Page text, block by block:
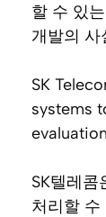
할 수 있
개발의 사
SK
systems
SK텔레
처리할 수